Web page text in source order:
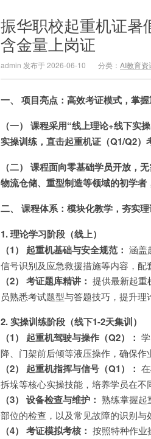
振华职校起重机证暑
含金量上岗证
admin 发布于 2026-06-10 分类： AI教育资
一、 项目亮点：高效考证模式，掌
（一） 课程采用“线上理论+线下实
实操训练，直击起重机证（Q1/Q2）
（二） 课程面向零基础学员开放，
物流仓储、重型制造等领域的初学者
二、 课程体系：模块化教学，夯实
1. 理论学习阶段（线上）
（1） 起重机基础与安全规范： 涵盖
信号识别及应急救援措施等内容，配
（2） 考证题库精讲： 提供最新起重
员熟悉考试题型与答题技巧，提升理
2. 实操训练阶段（线下1-2天集训）
（1） 起重机驾驶与操作（Q2）：
降、门架前后倾等液压操作，确保作
（2） 起重机指挥与信号（Q1）：
拆垛等核心实操技能，培养学员在不
（3） 设备检查与维护： 熟练掌握起
部位的检查，以及常见故障的识别与
（4） 考证模拟考核： 按照特种作业